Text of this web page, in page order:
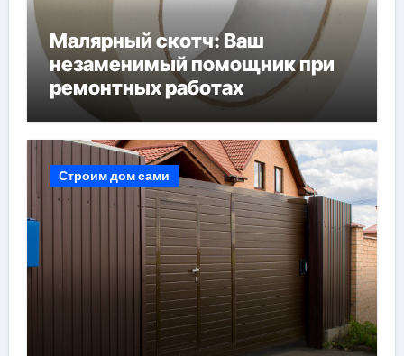
Малярный скотч: Ваш
незаменимый помощник при
ремонтных работах
Строим дом сами